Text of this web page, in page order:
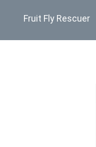
Fruit Fly Rescuer